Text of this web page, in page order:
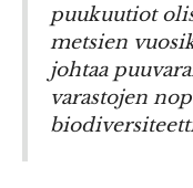
puukuutiot
metsien
johtaa
varastojen